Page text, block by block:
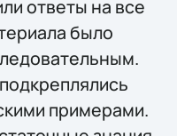
ответы на все
было
примерами.